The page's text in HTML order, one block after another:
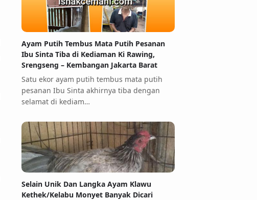
Ayam Putih Tembus Mata Putih Pesanan
Ibu Sinta Tiba di Kediaman Ki Rawing,
Srengseng – Kembangan Jakarta Barat
Satu ekor ayam putih tembus mata putih
pesanan Ibu Sinta akhirnya tiba dengan
selamat di kediam…
Selain Unik Dan Langka Ayam Klawu
Kethek/Kelabu Monyet Banyak Dicari